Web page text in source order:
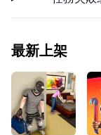
最新上架